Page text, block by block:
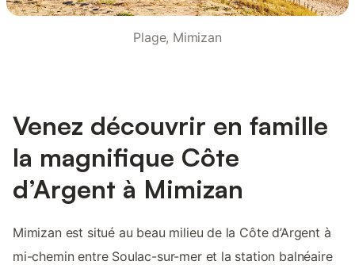
Plage, Mimizan
Venez découvrir en famille
la magnifique Côte
d’Argent à Mimizan
Mimizan est situé au beau milieu de la Côte d’Argent à
mi-chemin entre Soulac-sur-mer et la station balnéaire